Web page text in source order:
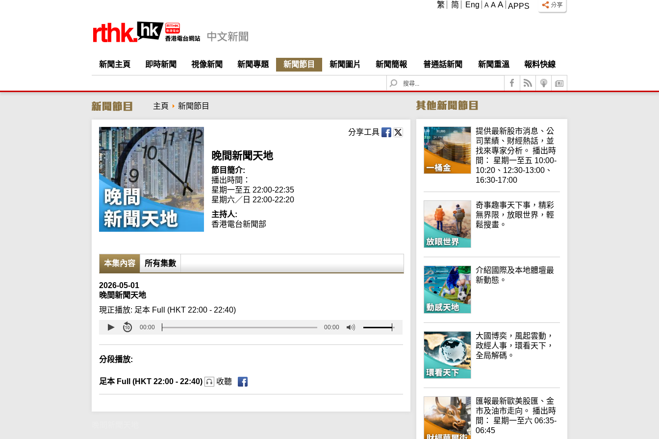
APPS
A A A
繁 简 Eng
新聞主頁 即時新聞 視像新聞 新聞專題 新聞節目 新聞圖片 新聞簡報 普通話新聞 新聞重溫
報料快線
S
e
c
h
主頁 新聞節目
分享工具
晚間新聞天地
節目簡介:
播出時間：
星期一至五 22:00-22:35
星期六／日 22:00-22:20
主持人:
香港電台新聞部
本集內容 所有集數
2026-05-01
晚間新聞天地
現正播放: 足本 Full (HKT 22:00 - 22:40)
00:00 00:00
分段播放:
足本 Full (HKT 22:00 - 22:40) 收聽
提供最新股市消息、公
司業績、財經熱話，並
找來專家分析。 播出時
間： 星期一至五 10:00-
10:20、12:30-13:00、
16:30-17:00
奇事趣事天下事，精彩
無界限，放眼世界，輕
鬆搜畫。
介紹國際及本地體壇最
新動態。
大國博奕，風起雲動，
政經人事，環看天下，
全局解碼。
匯報最新歐美股匯、金
市及油市走向。 播出時
間： 星期一至六 06:35-
06:45